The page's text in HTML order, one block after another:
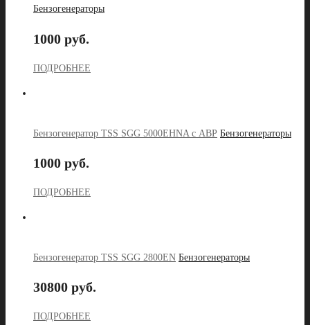
Бензогенераторы
1000 руб.
ПОДРОБНЕЕ
Бензогенератор TSS SGG 5000EHNA с АВР Бензогенераторы
1000 руб.
ПОДРОБНЕЕ
Бензогенератор TSS SGG 2800EN Бензогенераторы
30800 руб.
ПОДРОБНЕЕ